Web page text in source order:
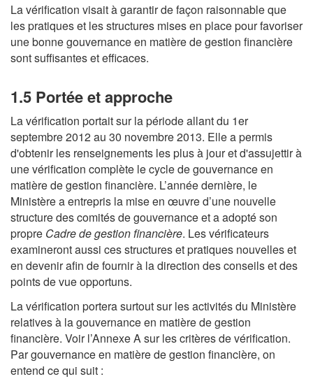
La vérification visait à garantir de façon raisonnable que
les pratiques et les structures mises en place pour favoriser
une bonne gouvernance en matière de gestion financière
sont suffisantes et efficaces.
1.5 Portée et approche
La vérification portait sur la période allant du 1er
septembre 2012 au 30 novembre 2013. Elle a permis
d'obtenir les renseignements les plus à jour et d'assujettir à
une vérification complète le cycle de gouvernance en
matière de gestion financière. L’année dernière, le
Ministère a entrepris la mise en œuvre d’une nouvelle
structure des comités de gouvernance et a adopté son
propre Cadre de gestion financière. Les vérificateurs
examineront aussi ces structures et pratiques nouvelles et
en devenir afin de fournir à la direction des conseils et des
points de vue opportuns.
La vérification portera surtout sur les activités du Ministère
relatives à la gouvernance en matière de gestion
financière. Voir l’Annexe A sur les critères de vérification.
Par gouvernance en matière de gestion financière, on
entend ce qui suit :